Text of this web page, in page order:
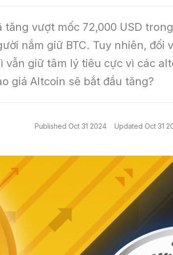
tăng vượt mốc 72,000 USD
nắm giữ BTC. Tuy nhiên, đối
vẫn giữ tâm lý tiêu cực vì các
giá Altcoin sẽ bắt đầu tăng?
Published Oct 31 2024 Updated Oct 31